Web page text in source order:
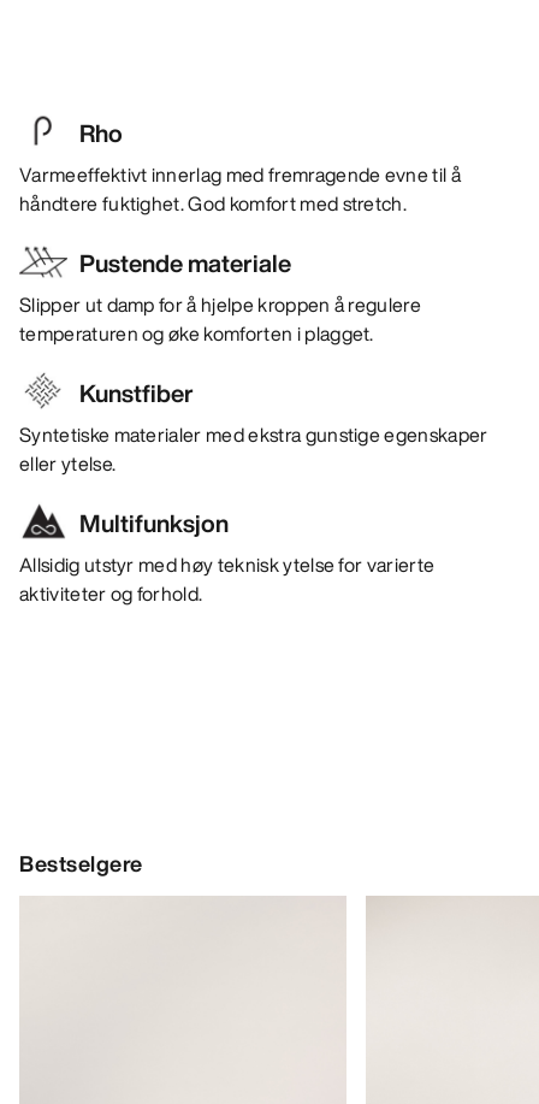
Rho
Varmeeffektivt innerlag med fremragende evne til å
håndtere fuktighet. God komfort med stretch.
Pustende materiale
Slipper ut damp for å hjelpe kroppen å regulere
temperaturen og øke komforten i plagget.
Kunstfiber
Syntetiske materialer med ekstra gunstige egenskaper
eller ytelse.
Multifunksjon
Allsidig utstyr med høy teknisk ytelse for varierte
aktiviteter og forhold.
Bestselgere